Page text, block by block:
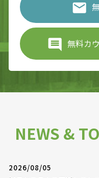
無料カ
NEWS &
2026/08/05